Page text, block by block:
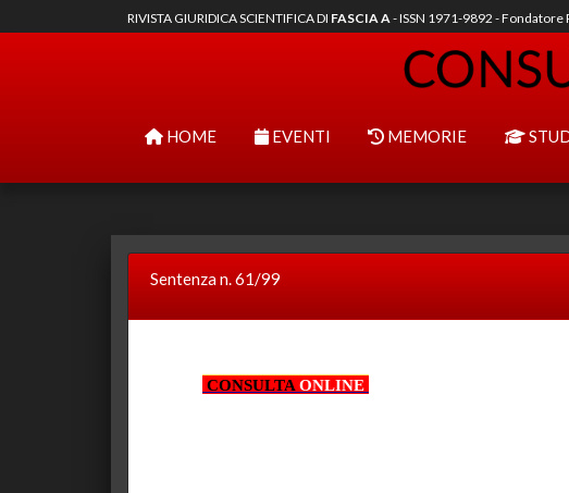
RIVISTA GIURIDICA SCIENTIFICA DI FASCIA A- ISSN 1971-9892 - Fondatore
HOME EVENTI MEMORIE
Sentenza n. 61/99
CONSULTA ONLINE